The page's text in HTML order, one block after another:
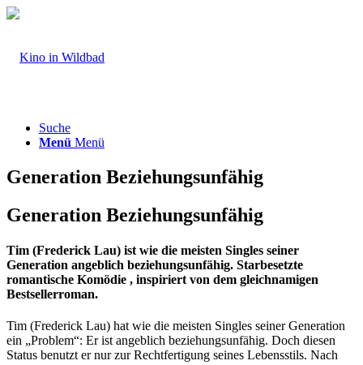
Suche
Menü Menü
Generation Beziehungsunfähig
Generation Beziehungsunfähig
Tim (Frederick Lau) ist wie die meisten Singles seiner
Generation angeblich beziehungsunfähig. Starbesetzte
romantische Komödie , inspiriert von dem gleichnamigen
Bestsellerroman.
Tim (Frederick Lau) hat wie die meisten Singles seiner Generation
ein „Problem“: Er ist angeblich beziehungsunfähig. Doch diesen
Status benutzt er nur zur Rechtfertigung seines Lebensstils. Nach